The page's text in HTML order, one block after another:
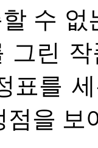
수
그린
표를
점을 보